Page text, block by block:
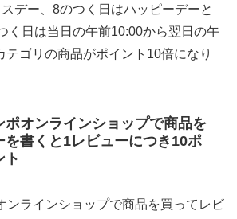
デー、8のつく日はハッピーデーと
く日は当日の午前10:00から翌日の午
テゴリの商品がポイント10倍になり
ポオンラインショップで商品を
を書くと1レビューにつき10ポ
ト
ンラインショップで商品を買ってレビ